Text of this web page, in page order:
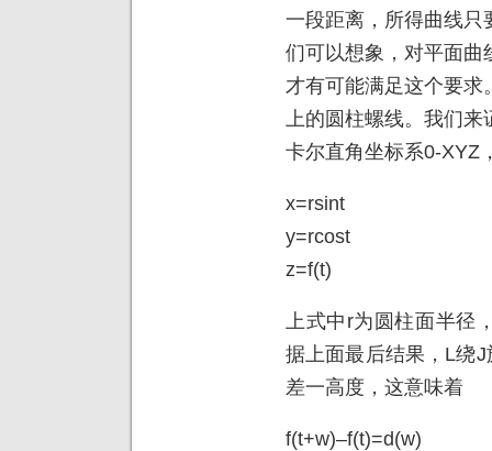
一段距离，所得曲线只
们可以想象，对平面曲
才有可能满足这个要求
上的圆柱螺线。我们来
卡尔直角坐标系0-XYZ
x=rsint
y=rcost
z=f(t)
上式中r为圆柱面半径
据上面最后结果，L绕
差一高度，这意味着
f(t+w)–f(t)=d(w)